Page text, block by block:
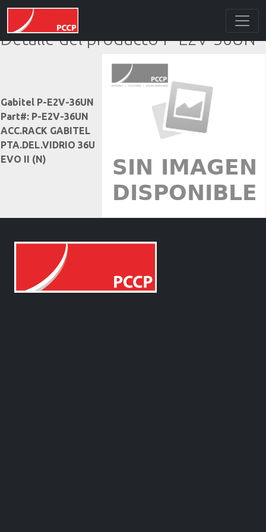
Detalle del producto P-E2V-36UN
Gabitel P-E2V-36UN
Part#: P-E2V-36UN
ACC.RACK GABITEL
PTA.DEL.VIDRIO 36U
EVO II (N)